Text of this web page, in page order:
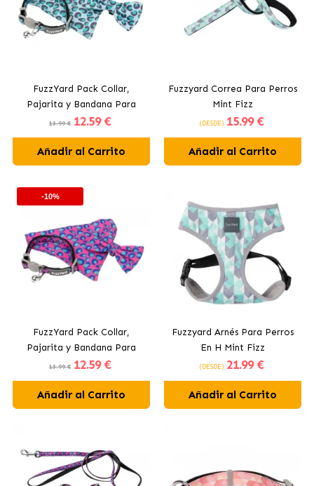
FuzzYard Pack Collar,
Pajarita y Bandana Para
Gatos Aqua
13.99 € 12.59 €
Añadir al Carrito
Fuzzyard Correa Para Perros
Mint Fizz
(DESDE) 15.99 €
Añadir al Carrito
-10%
FuzzYard Pack Collar,
Pajarita y Bandana Para
Gatos Bubblegum
13.99 € 12.59 €
Añadir al Carrito
Fuzzyard Arnés Para Perros
En H Mint Fizz
(DESDE) 21.99 €
Añadir al Carrito